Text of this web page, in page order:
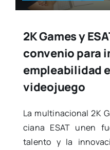
2K Games y
convenio para
empleabilidad
videojuego
La mul­ti­na­cio­nal 2K
cia­na ESAT unen
talen­to y la